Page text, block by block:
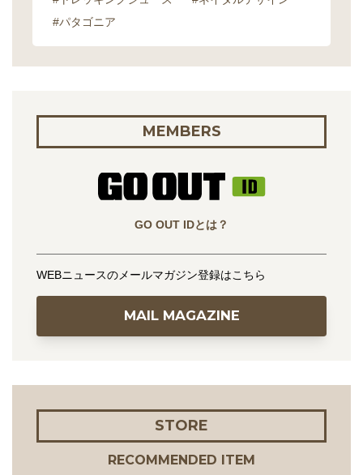
#パタゴニア
MEMBERS
GO OUT IDとは？
WEBニュースのメールマガジン登録はこちら
MAIL MAGAZINE
STORE
RECOMMENDED ITEM